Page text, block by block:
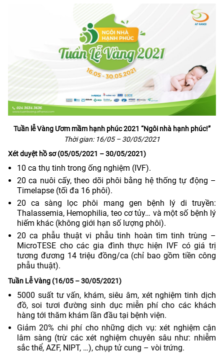
Tuần lễ Vàng Ươm mầm hạnh phúc 2021 “Ngôi nhà hạnh phúc!”
Thời gian: 16/05 – 30/05/2021
Xét duyệt hồ sơ (05/05/2021 – 30/05/2021)
10 ca thụ tinh trong ống nghiệm (IVF).
20 ca nuôi cấy, theo dõi phôi bằng hệ thống tự động –
Timelapse (tối đa 16 phôi).
20 ca sàng lọc phôi mang gen bệnh lý di truyền:
Thalassemia, Hemophilia, teo cơ tủy… và một số bệnh lý
hiếm khác (không giới hạn số lượng phôi).
20 ca phẫu thuật vi phẫu tinh hoàn tìm tinh trùng –
MicroTESE cho các gia đình thực hiện IVF có giá trị
tương đương 14 triệu đồng/ca (chỉ bao gồm tiền công
phẫu thuật).
Tuần Lễ Vàng (16/05 – 30/05/2021)
5000 suất tư vấn, khám, siêu âm, xét nghiệm tinh dịch
đồ, soi tươi đường sinh dục miễn phí cho các khách
hàng tới thăm khám lần đầu tại bệnh viện.
Giảm 20% chi phí cho những dịch vụ: xét nghiệm cận
lâm sàng (trừ các xét nghiệm chuyên sâu như: nhiễm
sắc thể, AZF, NIPT, …), chụp tử cung – vòi trứng.